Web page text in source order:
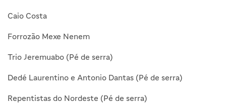
Caio Costa
Forrozão Mexe Nenem
Trio Jeremuabo (Pé de serra)
Dedé Laurentino e Antonio Dantas (Pé de serra)
Repentistas do Nordeste (Pé de serra)